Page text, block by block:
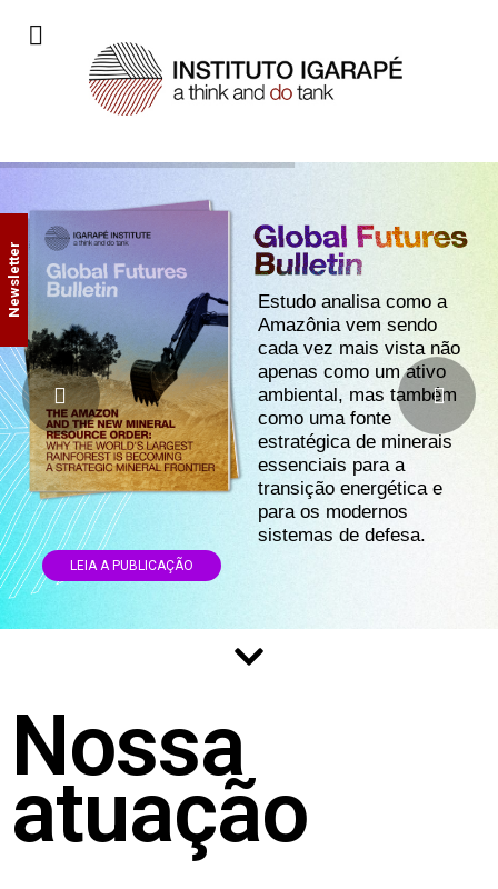
Estudo analisa como a
Amazônia vem sendo
cada vez mais vista não
apenas como um ativo
ambiental, mas também
como uma fonte
estratégica de minerais
essenciais para a
transição energética e
para os modernos
sistemas de defesa.
LEIA A PUBLICAÇÃO
Nossa
atuação
Newsletter